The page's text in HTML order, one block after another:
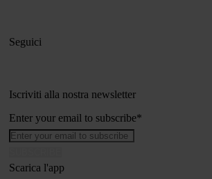
Seguici
Iscriviti alla nostra newsletter
Enter your email to subscribe*
Scarica l'app